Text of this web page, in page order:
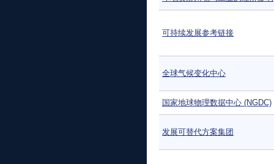
可持续发展参考链接
全球气候变化中心
国家地球物理数据中心 (NGDC)
发展可替代方案集团